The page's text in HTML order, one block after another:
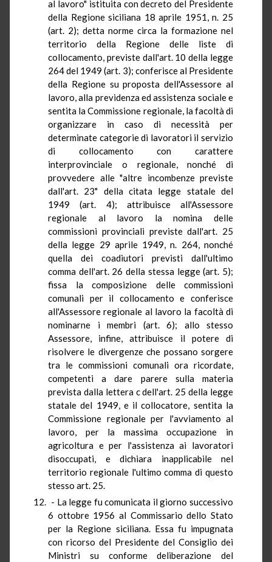
al lavoro" istituita con decreto del Presidente
della Regione siciliana 18 aprile 1951, n. 25
(art. 2); detta norme circa la formazione nel
territorio della Regione delle liste di
collocamento, previste dall'art. 10 della legge
264 del 1949 (art. 3); conferisce al Presidente
della Regione su proposta dell'Assessore al
lavoro, alla previdenza ed assistenza sociale e
sentita la Commissione regionale, la facoltà di
organizzare in caso di necessità per
determinate categorie di lavoratori il servizio
di collocamento con carattere
interprovinciale o regionale, nonché di
provvedere alle "altre incombenze previste
dall'art. 23" della citata legge statale del
1949 (art. 4); attribuisce all'Assessore
regionale al lavoro la nomina delle
commissioni provinciali previste dall'art. 25
della legge 29 aprile 1949, n. 264, nonché
quella dei coadiutori previsti dall'ultimo
comma dell'art. 26 della stessa legge (art. 5);
fissa la composizione delle commissioni
comunali per il collocamento e conferisce
all'Assessore regionale al lavoro la facoltà di
nominarne i membri (art. 6); allo stesso
Assessore, infine, attribuisce il potere di
risolvere le divergenze che possano sorgere
tra le commissioni comunali ora ricordate,
competenti a dare parere sulla materia
prevista dalla lettera c dell'art. 25 della legge
statale del 1949, e il collocatore, sentita la
Commissione regionale per l'avviamento al
lavoro, per la massima occupazione in
agricoltura e per l'assistenza ai lavoratori
disoccupati, e dichiara inapplicabile nel
territorio regionale l'ultimo comma di questo
stesso art. 25.
- La legge fu comunicata il giorno successivo
6 ottobre 1956 al Commissario dello Stato
per la Regione siciliana. Essa fu impugnata
con ricorso del Presidente del Consiglio dei
Ministri su conforme deliberazione del